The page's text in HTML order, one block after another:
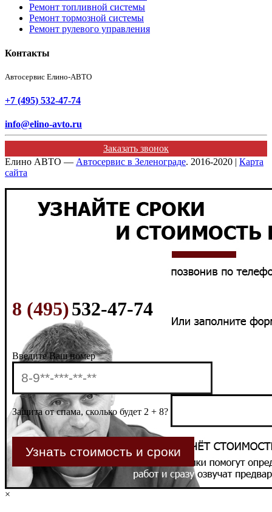
Ремонт топливной системы
Ремонт тормозной системы
Ремонт рулевого управления
Контакты
Автосервис Елино-АВТО
+7 (495) 532-47-74
info@elino-avto.ru
Заказать звонок
Елино АВТО — Автосервис в Зеленограде. 2016-2020 | Карта
сайта
8 (495)532-47-74
Введите Ваш номер
Защита от спама, сколько будет 2 + 8?
×